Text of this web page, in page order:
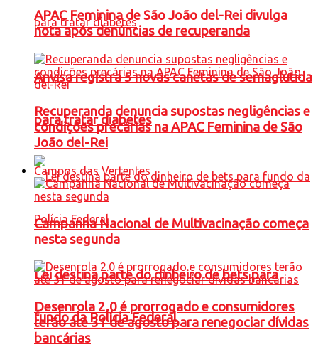
Anvisa registra 5 novas canetas de semaglutida
para tratar diabetes
Lei destina parte do dinheiro de bets para
fundo da Polícia Federal
APAC Feminina de São João del-Rei divulga
nota após denúncias de recuperanda
Recuperanda denuncia supostas negligências e
condições precárias na APAC Feminina de São
João del-Rei
Campos das Vertentes
Campanha Nacional de Multivacinação começa
nesta segunda
Desenrola 2.0 é prorrogado e consumidores
terão até 31 de agosto para renegociar dívidas
bancárias